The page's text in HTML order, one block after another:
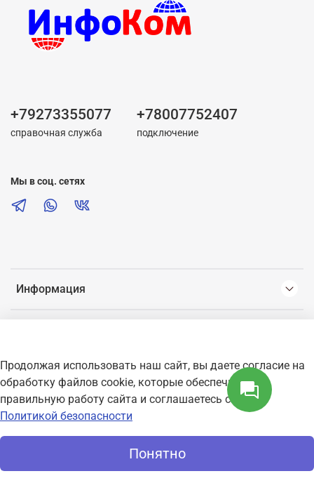
Информация
С нами
+79273355077
справочная служба
+78007752407
подключение
Мы в соц. сетях
Все права защищеныInfkom.ru
улучшить сайт
Продолжая использовать наш сайт, вы даете согласие на
обработку файлов cookie, которые обеспечивают
правильную работу сайта и соглашаетесь с нашей
Политикой безопасности
Понятно